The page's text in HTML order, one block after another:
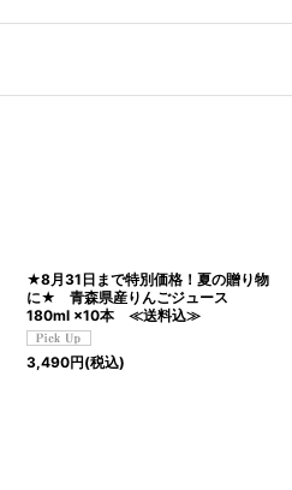
★8月31日まで特別価格！夏の贈り物
に★ 青森県産りんごジュース
180ml ×10本 ≪送料込≫
3,490円(税込)